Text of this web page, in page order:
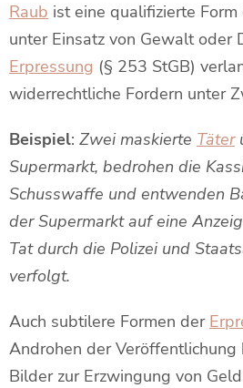
Raub ist eine qualifizierte
unter Einsatz von Gewalt oder
Erpressung (§ 253 StGB)
widerrechtliche Fordern unter
Beispiel: Zwei maskierte Täter
Supermarkt, bedrohen die
Schusswaffe und entwenden
der Supermarkt auf eine
Tat durch die Polizei und
verfolgt.
Auch subtilere Formen der
Androhen der
Bilder zur Erzwingung von